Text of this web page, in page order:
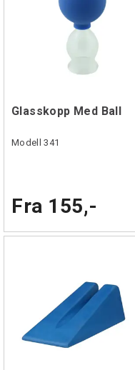
Glasskopp Med Ball
Modell 341
Fra 155,-